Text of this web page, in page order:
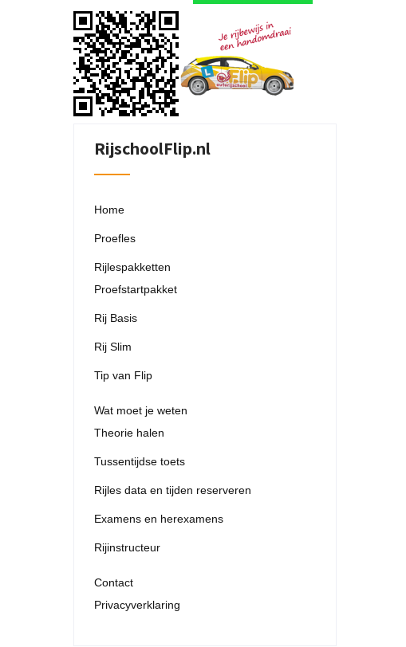
RijschoolFlip.nl
Home
Proefles
Rijlespakketten
Proefstartpakket
Rij Basis
Rij Slim
Tip van Flip
Wat moet je weten
Theorie halen
Tussentijdse toets
Rijles data en tijden reserveren
Examens en herexamens
Rijinstructeur
Contact
Privacyverklaring